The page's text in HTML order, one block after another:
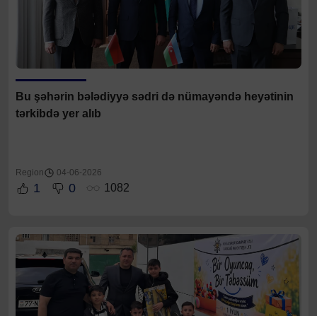
Bu şəhərin bələdiyyə sədri də nümayəndə heyətinin
tərkibdə yer alıb
Region 04-06-2026
1 0 1082